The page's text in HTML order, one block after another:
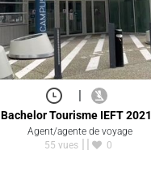
|
Bachelor Tourisme IEFT 2021
Agent/agente de voyage
55 vues
0